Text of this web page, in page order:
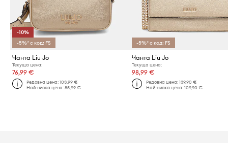
-10%
-5%* с код: FS
Чанта Liu Jo
Текуща цена:
76,99 €
Редовна цена:103,99 €
Най-ниска цена:85,99 €
-5%* с код: FS
Чанта Liu Jo
Текуща цена:
98,99 €
Редовна цена: 139,90 €
Най-ниска цена: 109,90 €